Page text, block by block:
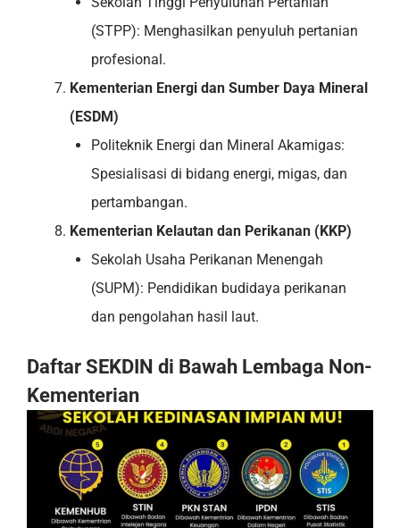
(STPP): Menghasilkan penyuluh pertanian
profesional.
Kementerian Energi dan Sumber Daya Mineral
(ESDM)
Politeknik Energi dan Mineral Akamigas:
Spesialisasi di bidang energi, migas, dan
pertambangan.
Kementerian Kelautan dan Perikanan (KKP)
Sekolah Usaha Perikanan Menengah
(SUPM): Pendidikan budidaya perikanan
dan pengolahan hasil laut.
Daftar SEKDIN di Bawah Lembaga Non-
Kementerian